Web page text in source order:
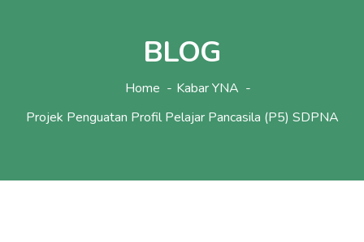
BLOG
Home
Kabar YNA
Projek Penguatan Profil Pelajar Pancasila (P5) SDPNA